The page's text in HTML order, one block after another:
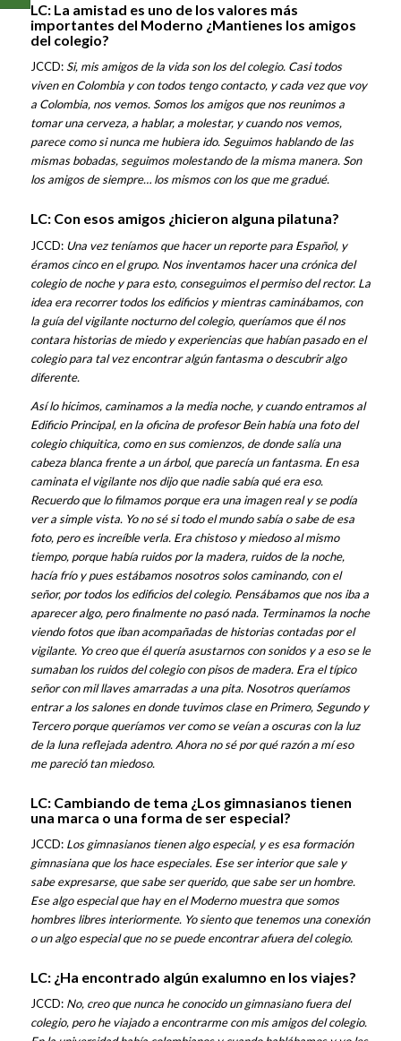
LC: La amistad es uno de los valores más
importantes del Moderno ¿Mantienes los amigos
del colegio?
JCCD:Si, mis amigos de la vida son los del colegio. Casi todos
viven en Colombia y con todos tengo contacto, y cada vez que voy
a Colombia, nos vemos. Somos los amigos que nos reunimos a
tomar una cerveza, a hablar, a molestar, y cuando nos vemos,
parece como si nunca me hubiera ido. Seguimos hablando de las
mismas bobadas, seguimos molestando de la misma manera. Son
los amigos de siempre… los mismos con los que me gradué.
LC: Con esos amigos ¿hicieron alguna pilatuna?
JCCD: Una vez teníamos que hacer un reporte para Español, y
éramos cinco en el grupo. Nos inventamos hacer una crónica del
colegio de noche y para esto, conseguimos el permiso del rector. La
idea era recorrer todos los edificios y mientras caminábamos, con
la guía del vigilante nocturno del colegio, queríamos que él nos
contara historias de miedo y experiencias que habían pasado en el
colegio para tal vez encontrar algún fantasma o descubrir algo
diferente.
Así lo hicimos, caminamos a la media noche, y cuando entramos al
Edificio Principal, en la oficina de profesor Bein había una foto del
colegio chiquitica, como en sus comienzos, de donde salía una
cabeza blanca frente a un árbol, que parecía un fantasma. En esa
caminata el vigilante nos dijo que nadie sabía qué era eso.
Recuerdo que lo filmamos porque era una imagen real y se podía
ver a simple vista. Yo no sé si todo el mundo sabía o sabe de esa
foto, pero es increíble verla. Era chistoso y miedoso al mismo
tiempo, porque había ruidos por la madera, ruidos de la noche,
hacía frío y pues estábamos nosotros solos caminando, con el
señor, por todos los edificios del colegio. Pensábamos que nos iba a
aparecer algo, pero finalmente no pasó nada. Terminamos la noche
viendo fotos que iban acompañadas de historias contadas por el
vigilante. Yo creo que él quería asustarnos con sonidos y a eso se le
sumaban los ruidos del colegio con pisos de madera. Era el típico
señor con mil llaves amarradas a una pita. Nosotros queríamos
entrar a los salones en donde tuvimos clase en Primero, Segundo y
Tercero porque queríamos ver como se veían a oscuras con la luz
de la luna reflejada adentro. Ahora no sé por qué razón a mí eso
me pareció tan miedoso.
LC: Cambiando de tema ¿Los gimnasianos tienen
una marca o una forma de ser especial?
JCCD: Los gimnasianos tienen algo especial, y es esa formación
gimnasiana que los hace especiales. Ese ser interior que sale y
sabe expresarse, que sabe ser querido, que sabe ser un hombre.
Ese algo especial que hay en el Moderno muestra que somos
hombres libres interiormente. Yo siento que tenemos una conexión
o un algo especial que no se puede encontrar afuera del colegio.
LC: ¿Ha encontrado algún exalumno en los viajes?
JCCD: No, creo que nunca he conocido un gimnasiano fuera del
colegio, pero he viajado a encontrarme con mis amigos del colegio.